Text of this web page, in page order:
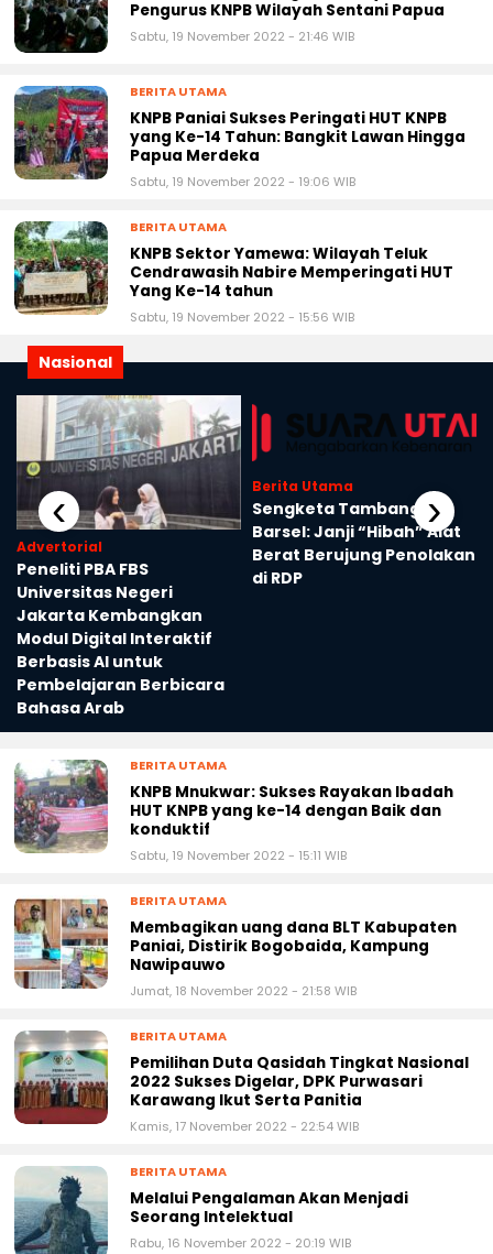
Ketua KNPB Pusat Agus Kossay Lantik
Pengurus KNPB Wilayah Sentani Papua
BERITA UTAMA
KNPB Paniai Sukses Peringati HUT KNPB
yang Ke-14 Tahun: Bangkit Lawan Hingga
Papua Merdeka
BERITA UTAMA
KNPB Sektor Yamewa: Wilayah Teluk
Cendrawasih Nabire Memperingati HUT
Yang Ke-14 tahun
Advertorial
Peneliti PBA FBS
Universitas Negeri
Jakarta Kembangkan
Modul Digital Interaktif
Berbasis AI untuk
Pembelajaran Berbicara
Bahasa Arab
Berita Utama
Sengketa Tambang
Barsel: Janji “Hibah” Alat
Berat Berujung Penolakan
‹ ›
BERITA UTAMA
KNPB Mnukwar: Sukses Rayakan Ibadah
HUT KNPB yang ke-14 dengan Baik dan
konduktif
BERITA UTAMA
Membagikan uang dana BLT Kabupaten
Paniai, Distirik Bogobaida, Kampung
Nawipauwo
BERITA UTAMA
Pemilihan Duta Qasidah Tingkat Nasional
2022 Sukses Digelar, DPK Purwasari
Karawang Ikut Serta Panitia
BERITA UTAMA
Melalui Pengalaman Akan Menjadi
Seorang Intelektual